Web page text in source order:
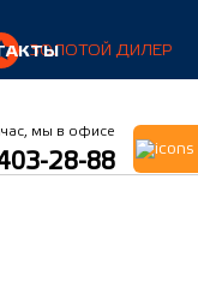
ЗОЛОТОЙ ДИЛЕР
мы в офисе
28-88